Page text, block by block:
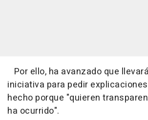
Por ello, ha avanzado que
iniciativa para pedir
hecho porque "quieren
ha ocurrido".